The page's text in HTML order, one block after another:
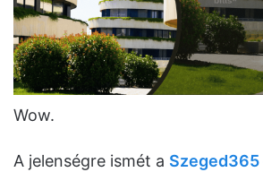
Wow.
A jelenségre ismét a